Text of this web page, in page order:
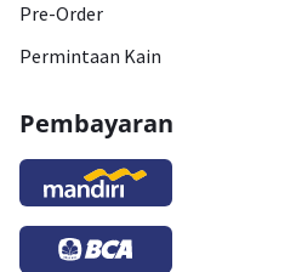
Pre-Order
Permintaan Kain
Pembayaran